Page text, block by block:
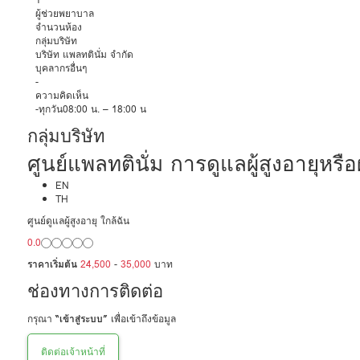
ผู้ช่วยพยาบาล
จำนวนห้อง
กลุ่มบริษัท
บริษัท แพลทตินั่ม จำกัด
บุคลากรอื่นๆ
-
ความคิดเห็น
-ทุกวัน08:00 น. – 18:00 น
กลุ่มบริษัท
ศูนย์แพลทตินั่ม การดูแลผู้สูงอายุหรื
EN
TH
ศูนย์ดูแลผู้สูงอายุ ใกล้ฉัน
0.0
ราคาเริ่มต้น 24,500 - 35,000 บาท
ช่องทางการติดต่อ
กรุณา“เข้าสู่ระบบ” เพื่อเข้าถึงข้อมูล
ติดต่อเจ้าหน้าที่